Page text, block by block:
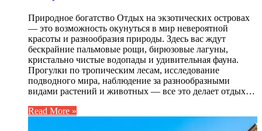
Природное богатство Отдых на экзотических островах
— это возможность окунуться в мир невероятной
красоты и разнообразия природы. Здесь вас ждут
бескрайние пальмовые рощи, бирюзовые лагуны,
кристально чистые водопады и удивительная фауна.
Прогулки по тропическим лесам, исследование
подводного мира, наблюдение за разнообразными
видами растений и животных — все это делает отдых…
Read More »